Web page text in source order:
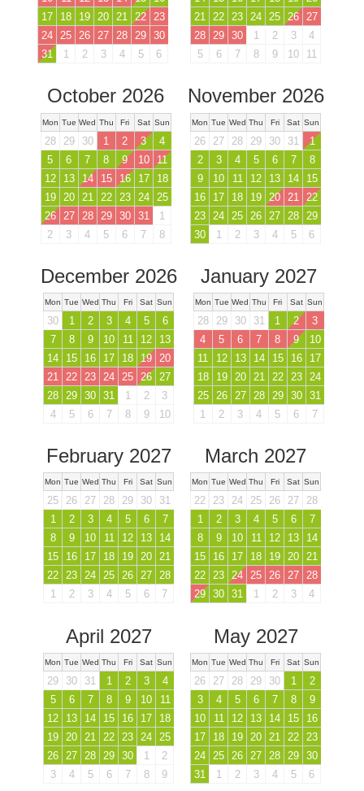
17
18 19 20 21 22 23
24 25 26 27 28 29 30
31
1 2 3 4 5 6
21 22 23 24 25 26 27
28 29 30 1 2 3
4
5
6 7 8 9 10 11
October 2026
Mon Tue Wed Thu Fri Sat Sun
28 29 30 1 2 3
4
5
6 7 8 9 10
11
12
13 14 15 16 17
18
19
20 21 22 23 24
25
26
27 28 29 30 31
1
2
3 4 5 6 7 8
November 2026
Mon Tue Wed Thu Fri Sat Sun
26 27 28 29 30 31
1
2
3 4 5 6 7
8
9
10 11 12 13 14
15
16
17 18 19 20 21
22
23
24 25 26 27 28
29
30
1 2 3 4 5 6
December 2026
Mon Tue Wed Thu Fri Sat Sun
30 1 2 3 4 5
6
7
8 9 10 11 12
13
14
15 16 17 18 19
20
21
22 23 24 25 26
27
28
29 30 31 1 2
3
4
5 6 7 8 9 10
January 2027
Mon Tue Wed Thu Fri Sat Sun
28 29 30 31 1 2
3
4
5 6 7 8 9
10
11
12 13 14 15 16
17
18
19 20 21 22 23
24
25
26 27 28 29 30
31
1
2 3 4 5 6 7
February 2027
Mon Tue Wed Thu Fri Sat Sun
25 26 27 28 29 30
31
1
2 3 4 5 6
7
8
9 10 11 12 13
14
15
16 17 18 19 20 21
22 23 24 25 26 27 28
1
2 3 4 5 6 7
March 2027
Mon Tue Wed Thu Fri Sat Sun
22 23 24 25 26 27
28
1
2 3 4 5 6
7
8
9 10 11 12 13
14
15
16 17 18 19 20 21
22 23 24 25 26 27 28
29 30 31 1 2 3 4
April 2027
Mon Tue Wed Thu Fri Sat Sun
29 30 31 1 2 3
4
5
6 7 8 9 10
11
12
13 14 15 16 17
18
19
20 21 22 23 24
25
26
27 28 29 30 1
2
3
4 5 6 7 8 9
May 2027
Mon Tue Wed Thu Fri Sat Sun
26 27 28 29 30 1
2
3
4 5 6 7 8
9
10
11 12 13 14 15
16
17
18 19 20 21 22
23
24
25 26 27 28 29 30
31
1 2 3 4 5 6